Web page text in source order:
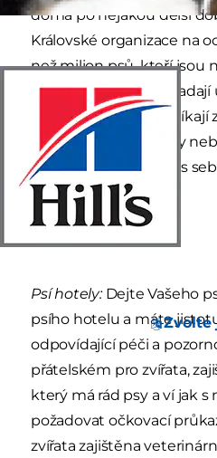
Zvolte
doma po nějakou delší
Královské organizace na
než milion psů, kteří jsou
stává hlučnými,
ničení. Také častěji utíkají
odjíždíte na prázdniny
nemůžete vzít štěně s
vhodnou péči.
Psí hotely:Dejte Vašeho
psího hotelu a máte
odpovídající péči a
přátelském pro zvířata,
který má rád psy a ví jak
požadovat očkovací
zvířata zajištěna